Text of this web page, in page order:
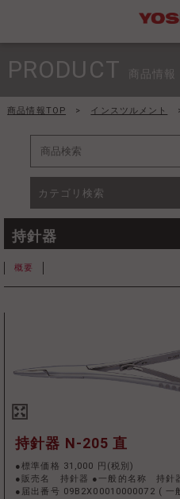
PRODUCT 商品情報
商品情報TOP > インスツルメント
カテゴリ検索
持針器
概要
持針器 N-205 直
●標準価格 31,000 円(税別)
●販売名 持針器 ●一般的名称 持針
●届出番号 09B2X00010000072 ( 一